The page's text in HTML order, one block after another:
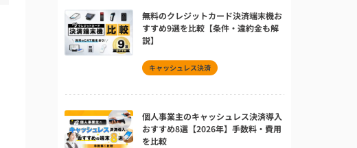
無料のクレジットカード決済端末機お
すすめ9選を比較【条件・違約金も解
説】
キャッシュレス決済
個人事業主のキャッシュレス決済導入
おすすめ8選【2026年】手数料・費用
を比較